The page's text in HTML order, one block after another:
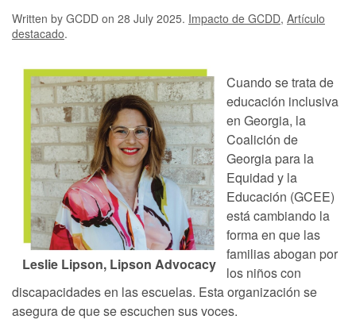
Written by GCDD on 28 July 2025. Impacto de GCDD, Artículo
destacado.
Leslie Lipson, Lipson Advocacy
Cuando se trata de
educación inclusiva
en Georgia, la
Coalición de
Georgia para la
Equidad y la
Educación (GCEE)
está cambiando la
forma en que las
familias abogan por
los niños con
discapacidades en las escuelas. Esta organización se
asegura de que se escuchen sus voces.